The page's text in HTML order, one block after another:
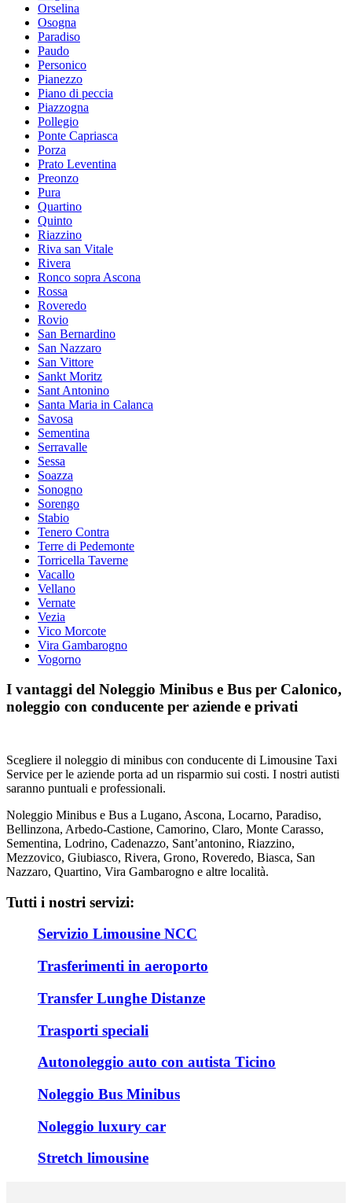
Orselina
Osogna
Paradiso
Paudo
Personico
Pianezzo
Piano di peccia
Piazzogna
Pollegio
Ponte Capriasca
Porza
Prato Leventina
Preonzo
Pura
Quartino
Quinto
Riazzino
Riva san Vitale
Rivera
Ronco sopra Ascona
Rossa
Roveredo
Rovio
San Bernardino
San Nazzaro
San Vittore
Sankt Moritz
Sant Antonino
Santa Maria in Calanca
Savosa
Sementina
Serravalle
Sessa
Soazza
Sonogno
Sorengo
Stabio
Tenero Contra
Terre di Pedemonte
Torricella Taverne
Vacallo
Vellano
Vernate
Vezia
Vico Morcote
Vira Gambarogno
Vogorno
I vantaggi del Noleggio Minibus e Bus per Calonico,
noleggio con conducente per aziende e privati
Scegliere il noleggio di minibus con conducente di Limousine Taxi
Service per le aziende porta ad un risparmio sui costi. I nostri autisti
saranno puntuali e professionali.
Noleggio Minibus e Bus a Lugano, Ascona, Locarno, Paradiso,
Bellinzona, Arbedo-Castione, Camorino, Claro, Monte Carasso,
Sementina, Lodrino, Cadenazzo, Sant’antonino, Riazzino,
Mezzovico, Giubiasco, Rivera, Grono, Roveredo, Biasca, San
Nazzaro, Quartino, Vira Gambarogno e altre località.
Tutti i nostri servizi:
Servizio Limousine NCC
Trasferimenti in aeroporto
Transfer Lunghe Distanze
Trasporti speciali
Autonoleggio auto con autista Ticino
Noleggio Bus Minibus
Noleggio luxury car
Stretch limousine